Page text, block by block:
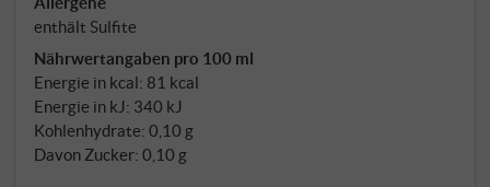
enthält Sulfite
Nährwertangaben pro 100 ml
Energie in kcal: 81 kcal
Energie in kJ: 340 kJ
Kohlenhydrate: 0,10 g
Davon Zucker: 0,10 g